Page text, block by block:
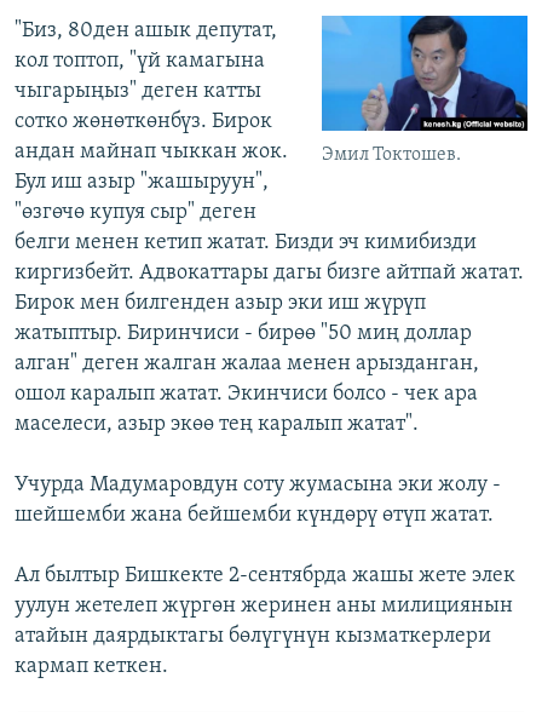
Эмил Токтошев.
"Биз, 80ден ашык депутат,
кол топтоп, "үй камагына
чыгарыңыз" деген катты
сотко жөнөткөнбүз. Бирок
андан майнап чыккан жок.
Бул иш азыр "жашыруун",
"өзгөчө купуя сыр" деген
белги менен кетип жатат. Бизди эч кимибизди
киргизбейт. Адвокаттары дагы бизге айтпай жатат.
Бирок мен билгенден азыр эки иш жүрүп
жатыптыр. Биринчиси - бирөө "50 миң доллар
алган" деген жалган жалаа менен арызданган,
ошол каралып жатат. Экинчиси болсо - чек ара
маселеси, азыр экөө тең каралып жатат".
Учурда Мадумаровдун соту жумасына эки жолу -
шейшемби жана бейшемби күндөрү өтүп жатат.
Ал былтыр Бишкекте 2-сентябрда жашы жете элек
уулун жетелеп жүргөн жеринен аны милициянын
атайын даярдыктагы бөлүгүнүн кызматкерлери
кармап кеткен.